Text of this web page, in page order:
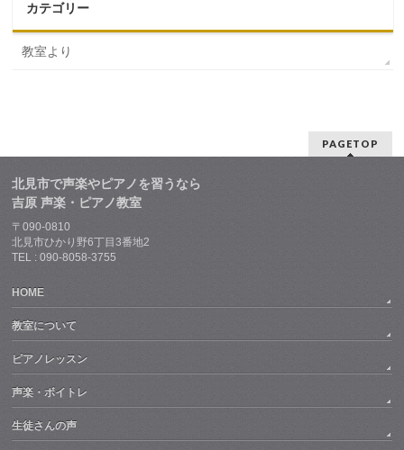
カテゴリー
教室より
PAGETOP
北見市で声楽やピアノを習うなら
吉原 声楽・ピアノ教室
〒090-0810
北見市ひかり野6丁目3番地2
TEL : 090-8058-3755
HOME
教室について
ピアノレッスン
声楽・ボイトレ
生徒さんの声